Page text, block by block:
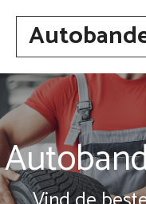
Spring
inhoud